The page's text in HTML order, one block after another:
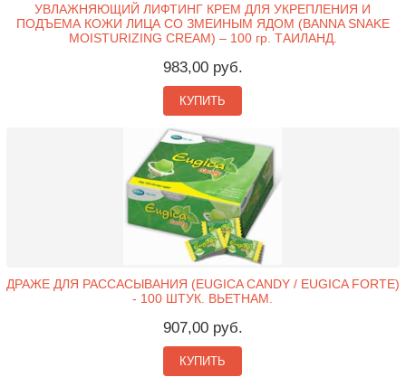
УВЛАЖНЯЮЩИЙ ЛИФТИНГ КРЕМ ДЛЯ УКРЕПЛЕНИЯ И
ПОДЪЕМА КОЖИ ЛИЦА СО ЗМЕИНЫМ ЯДОМ (BANNA SNAKE
MOISTURIZING CREAM) – 100 гр. ТАИЛАНД.
983,00 руб.
КУПИТЬ
ДРАЖЕ ДЛЯ РАССАСЫВАНИЯ (EUGICA CANDY / EUGICA FORTE)
- 100 ШТУК. ВЬЕТНАМ.
907,00 руб.
КУПИТЬ